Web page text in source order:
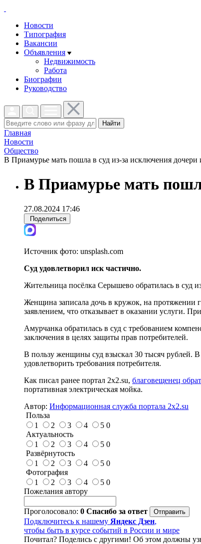
Новости
Типография
Вакансии
Объявления
Недвижимость
Работа
Биографии
Руководство
Найти
Главная
Новости
Общество
В Приамурье мать пошла в суд из-за исключения дочери
В Приамурье мать
27.08.2024 17:46
Поделиться
Источник фото: unsplash.com
Суд удовлетворил иск частично.
Жительница посёлка Серышево обратилась в суд
Женщина записала дочь в кружок, на протяжении
заявлением, что отказывает в оказании услуги.
Амурчанка обратилась в суд с требованием
заключения в целях защиты прав потребителей.
В пользу женщины суд взыскал 30 тысяч рублей. В
удовлетворить требования потребителя.
Как писал ранее портал 2х2.su, благовещенец
портативная электрическая мойка.
Автор: Информационная служба портала 2x2.su
Польза
1
2 3 4 5 0
Актуальность
1
2 3 4 5 0
Развёрнутость
1
2 3 4 5 0
Фотография
1
2 3 4 5 0
Пожелания автору
Проголосовало: 0 Спасибо за ответ
Подключитесь к нашему Яндекс Дзен,
чтобы быть в курсе событий в России и мире
Почитал? Поделись с другими! Об этом должны